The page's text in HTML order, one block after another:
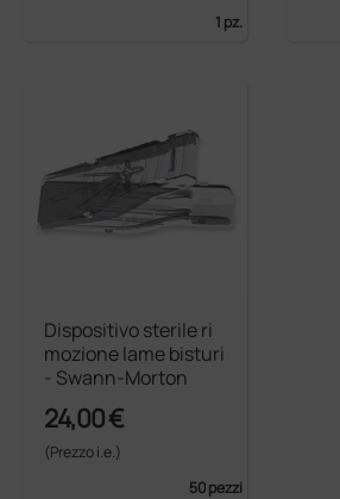
1 pz.
Dispositivo sterile ri
mozione lame bisturi
- Swann-Morton
24,00 €
(Prezzo i.e.)
50 pezzi